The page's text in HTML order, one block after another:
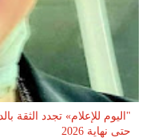
"اليوم للإعلام» تجدد الثقة
حتى نهاية 2026